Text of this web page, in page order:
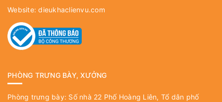
Website:dieukhaclienvu.com
PHÒNG TRƯNG BÀY, XƯỞNG
Phòng trưng bày: Số nhà 22 Phố Hoàng Liên, Tổ dân phố